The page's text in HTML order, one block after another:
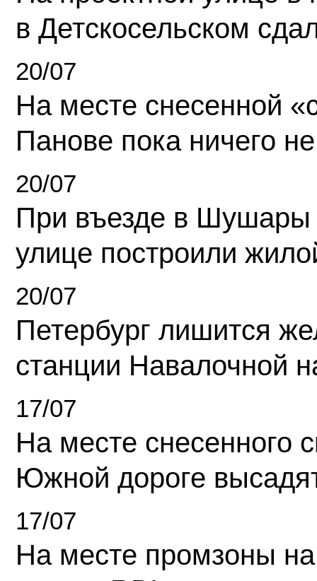
в Детскосельском
20/07
На месте снесенной
Панове пока ничего
20/07
При въезде в Шушары
улице построили
20/07
Петербург лишится
станции Навалочной
17/07
На месте снесенного
Южной дороге
17/07
На месте промзоны